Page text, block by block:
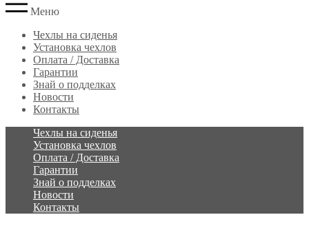
Меню
Чехлы на сиденья
Установка чехлов
Оплата / Доставка
Гарантии
Знай о подделках
Новости
Контакты
Чехлы на сиденья
Установка чехлов
Оплата / Доставка
Гарантии
Знай о подделках
Новости
Контакты